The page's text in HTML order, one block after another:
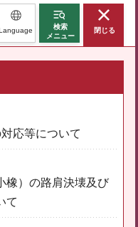
検索
メニュー
閉じる
応等について
橡）の路肩決壊及び
て